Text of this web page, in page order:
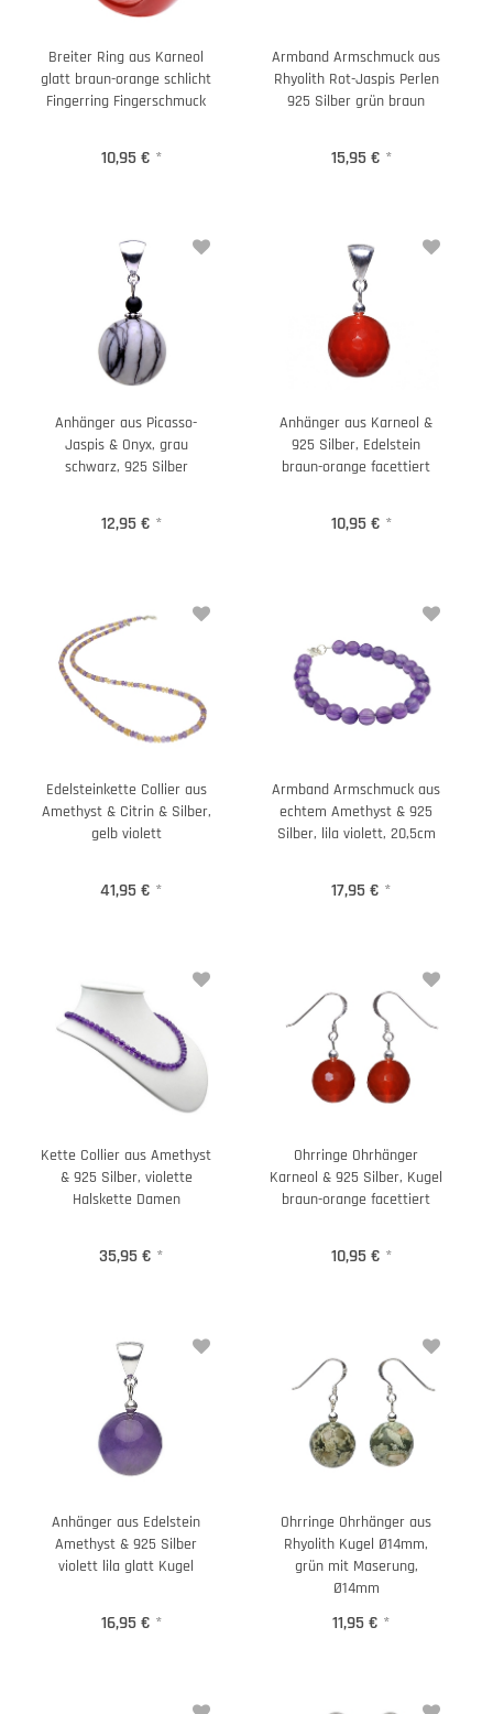
Breiter Ring aus Karneol
glatt braun-orange schlicht
Fingerring Fingerschmuck
10,95 € *
Armband Armschmuck aus
Rhyolith Rot-Jaspis Perlen
925 Silber grün braun
15,95 € *
Anhänger aus Picasso-
Jaspis & Onyx, grau
schwarz, 925 Silber
12,95 € *
Anhänger aus Karneol &
925 Silber, Edelstein
braun-orange facettiert
10,95 € *
Edelsteinkette Collier aus
Amethyst & Citrin & Silber,
gelb violett
41,95 € *
Armband Armschmuck aus
echtem Amethyst & 925
Silber, lila violett, 20,5cm
17,95 € *
Kette Collier aus Amethyst
& 925 Silber, violette
Halskette Damen
35,95 € *
Ohrringe Ohrhänger
Karneol & 925 Silber, Kugel
braun-orange facettiert
10,95 € *
Anhänger aus Edelstein
Amethyst & 925 Silber
violett lila glatt Kugel
16,95 € *
Ohrringe Ohrhänger aus
Rhyolith Kugel Ø14mm,
grün mit Maserung,
Ø14mm
11,95 € *